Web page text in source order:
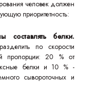
человек должен
приоритетность:
белки.
по скорости
пропорции: 20 % от
белки и 10 % -
сывороточных и